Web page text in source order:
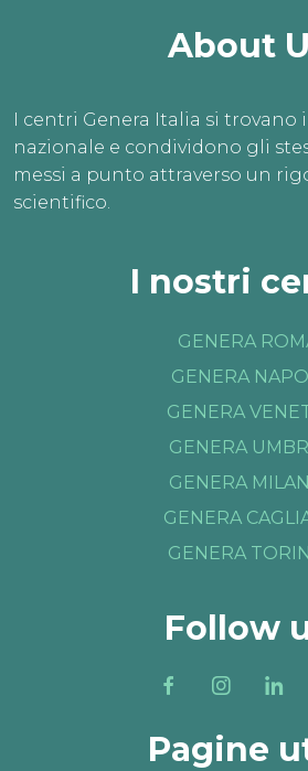
About
I centri Genera Italia si
nazionale e condividono gli
messi a punto attraverso un
scientifico.
I nostri
GENERA
GENERA
GENERA
GENERA
GENERA
GENERA
GENERA
Follow
Pagine